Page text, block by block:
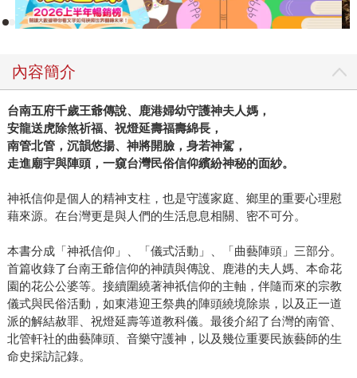
內容簡介
台南五府千歲王爺傳說、鹿港婦幼守護神夫人媽，
安龍送虎除煞祈福、祝燈延壽福壽綿長，
南管北管，沉韻悠揚、神將開臉，身若神駕，
走進廟宇與陣頭，一窺台灣民俗信仰繽紛神秘的面紗。
神祇信仰是個人的精神支柱，也是守護家庭、鄉里的重要心理慰
藉來源。在台灣更是與人們的生活息息相關、密不可分。
本書分成「神祇信仰」、「儀式活動」、「曲藝陣頭」三部分。
首篇收錄了台南王爺信仰的神蹟與傳說、鹿港的夫人媽、本命花
園的花公公婆等。接續圍繞著神祇信仰的主軸，伴隨而來的宗教
儀式與民俗活動，如東港迎王祭典的陣頭繞境除祟，以及正一道
派的解結赦罪、祝燈延壽等道教科儀。最後介紹了台灣的南管、
北管軒社的曲藝陣頭、音樂守護神，以及幾位重要民族藝師的生
命史採訪記錄。